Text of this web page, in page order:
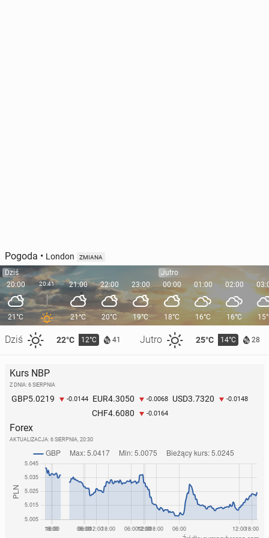
Pogoda • London ZMIANA
Dziś
20:00
21°C
Dziś 22°C 12°C 41 Jutro 25°C 14°C 28
20:41 21:00
21°C
22:00
20°C
23:00
19°C
Jutro
00:00
18°C
01:00
16°C
02:00
16°C
Kurs NBP
Z DNIA: 6 SIERPNIA
GBP5.0219 -0.0144 EUR4.3050 -0.0068 USD3.7320 -0.0148
CHF4.6080 -0.0164
Forex
AKTUALIZACJA: 6 SIERPNIA, 20:30